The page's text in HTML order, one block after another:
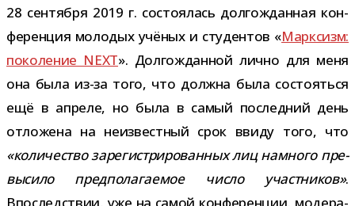
28 сен­тября 2019 г. состо­я­лась дол­го­ждан­ная кон­
фе­рен­ция моло­дых учё­ных и сту­ден­тов «Марксизм:
поко­ле­ние NEXT». Долгожданной лично для меня
она была из-​за того, что должна была состо­яться
ещё в апреле, но была в самый послед­ний день
отло­жена на неиз­вест­ный срок ввиду того, что
«коли­че­ство заре­ги­стри­ро­ван­ных лиц намного пре­
вы­сило пред­по­ла­га­е­мое число участ­ни­ков».